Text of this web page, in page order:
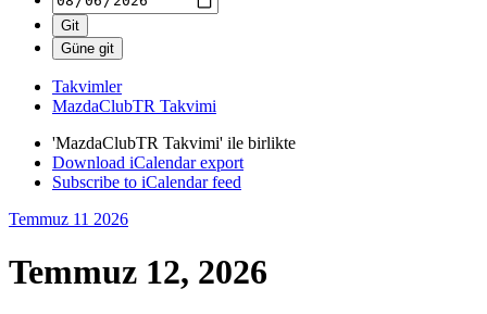
Takvimler
MazdaClubTR Takvimi
'MazdaClubTR Takvimi' ile birlikte
Download iCalendar export
Subscribe to iCalendar feed
Temmuz 11 2026
Temmuz 12, 2026